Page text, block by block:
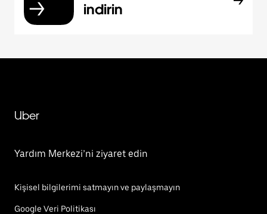
indirin
Uber
Yardım Merkezi’ni ziyaret edin
Kişisel bilgilerimi satmayın ve paylaşmayın
Google Veri Politikası